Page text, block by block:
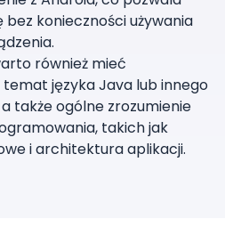
konieczności używania
również mieć
języka Java lub innego
także ogólne zrozumienie
takich jak
i architektura aplikacji.